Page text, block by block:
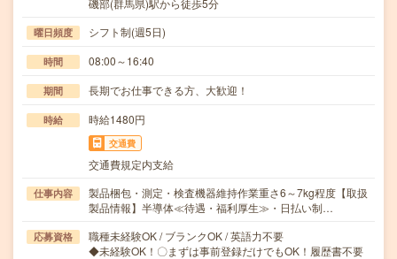
磯部(群馬県)駅から徒歩5分
曜日頻度 シフト制(週5日)
時間 08:00～16:40
期間 長期でお仕事できる方、大歓迎！
時給 時給1480円
交通費
交通費規定内支給
仕事内容
製品梱包・測定・検査機器維持作業重さ6～7kg程度【取扱
製品情報】半導体≪待遇・福利厚生≫・日払い制…
応募資格
職種未経験OK / ブランクOK / 英語力不要
◆未経験OK！〇まずは事前登録だけでもOK！履歴書不要